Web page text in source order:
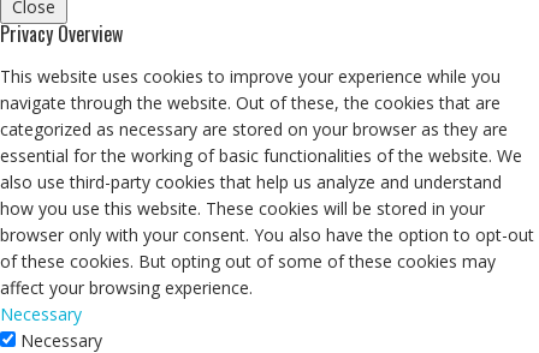
Close
Privacy Overview
This website uses cookies to improve your experience while you
navigate through the website. Out of these, the cookies that are
categorized as necessary are stored on your browser as they are
essential for the working of basic functionalities of the website. We
also use third-party cookies that help us analyze and understand
how you use this website. These cookies will be stored in your
browser only with your consent. You also have the option to opt-out
of these cookies. But opting out of some of these cookies may
affect your browsing experience.
Necessary
Necessary